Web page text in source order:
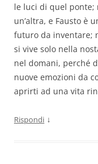
le luci di quel ponte;
un’altra, e Fausto è
futuro da inventare;
si vive solo nella
nel domani, perché
nuove emozioni da
aprirti ad una vita
Rispondi ↓